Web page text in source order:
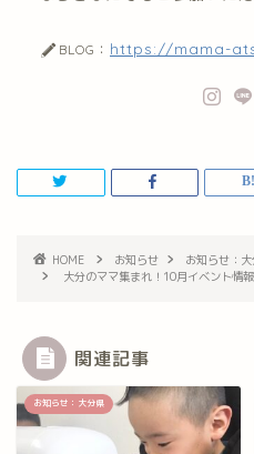
BLOG： https://mama-
HOME お知らせ
お知らせ：
大分のママ集まれ！10月イベント情
関連記事
お知らせ：大分県